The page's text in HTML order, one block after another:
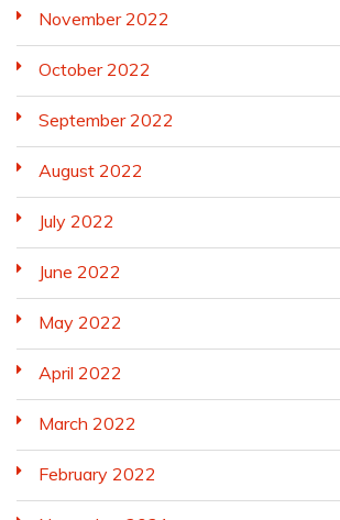
November 2022
October 2022
September 2022
August 2022
July 2022
June 2022
May 2022
April 2022
March 2022
February 2022